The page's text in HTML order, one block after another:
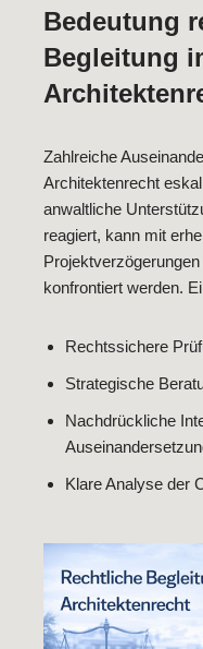
Bedeutung
Begleitung
Zahlreiche
Architektenrecht
anwaltliche
reagiert, kann mit
konfrontiert werden.
Rechtssichere
Strategische
Nachdrückliche
Klare Analyse der